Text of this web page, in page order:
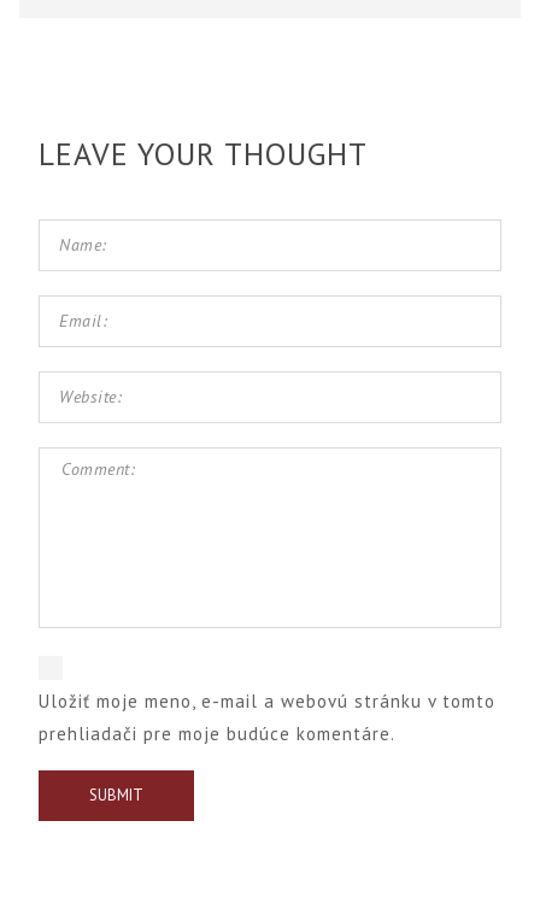
LEAVE YOUR THOUGHT
Uložiť moje meno, e-mail a webovú stránku v tomto
prehliadači pre moje budúce komentáre.